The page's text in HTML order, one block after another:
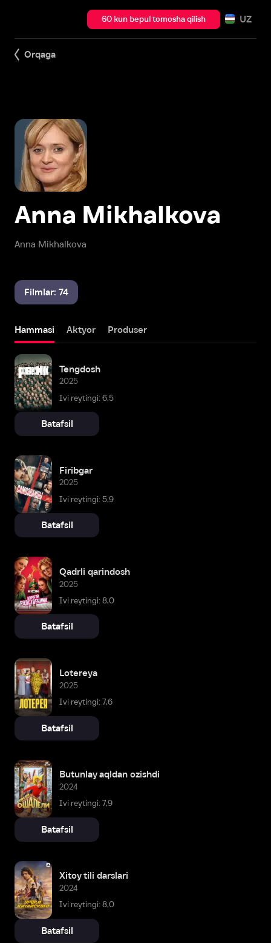
60 kun bepul tomosha qilish UZ
Orqaga
Anna Mikhalkova
Anna Mikhalkova
Filmlar: 74
Hammasi Aktyor Produser
Tengdosh
2025
Ivi reytingi: 6,5
Batafsil
Firibgar
2025
Ivi reytingi: 5,9
Batafsil
Qadrli qarindosh
2025
Ivi reytingi: 8,0
Batafsil
Lotereya
2025
Ivi reytingi: 7,6
Batafsil
Butunlay aqldan ozishdi
2024
Ivi reytingi: 7,9
Batafsil
Xitoy tili darslari
2024
Ivi reytingi: 8,0
Batafsil